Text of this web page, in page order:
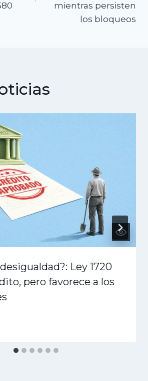
mientras persisten
los bloqueos
Ley 1720
pero favorece a los